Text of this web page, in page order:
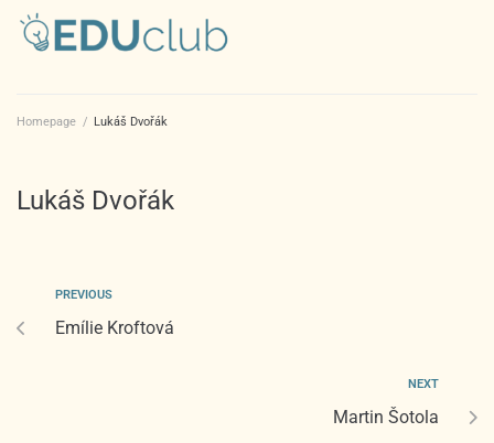
Homepage / Lukáš Dvořák
Lukáš Dvořák
PREVIOUS
Emílie Kroftová
NEXT
Martin Šotola